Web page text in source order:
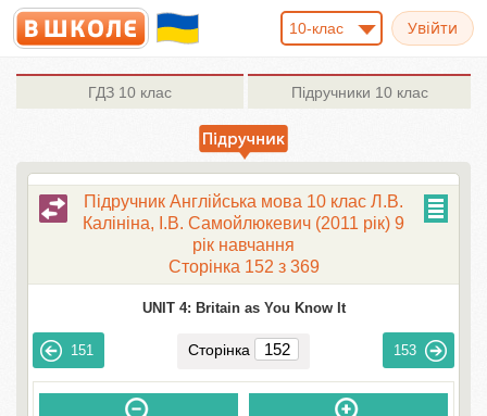
10-клас
ГДЗ 10 клас Підручники 10 клас
Підручник Англійська мова 10 клас Л.В.
Калініна, І.В. Самойлюкевич (2011 рік) 9
рік навчання
Сторінка 152 з 369
UNIT 4: Britain as You Know It
151 Сторінка 153